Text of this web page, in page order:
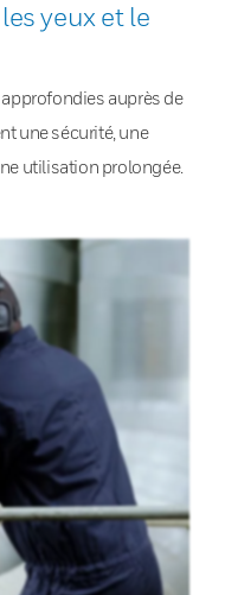
yeux et le
auprès de
une sécurité, une
utilisation prolongée.